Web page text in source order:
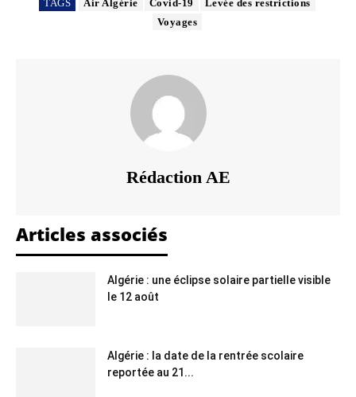
TAGS Air Algérie Covid-19
Levée des restrictions
Voyages
Rédaction AE
Articles associés
Algérie : une éclipse solaire partielle visible
le 12 août
Algérie : la date de la rentrée scolaire
reportée au 21...